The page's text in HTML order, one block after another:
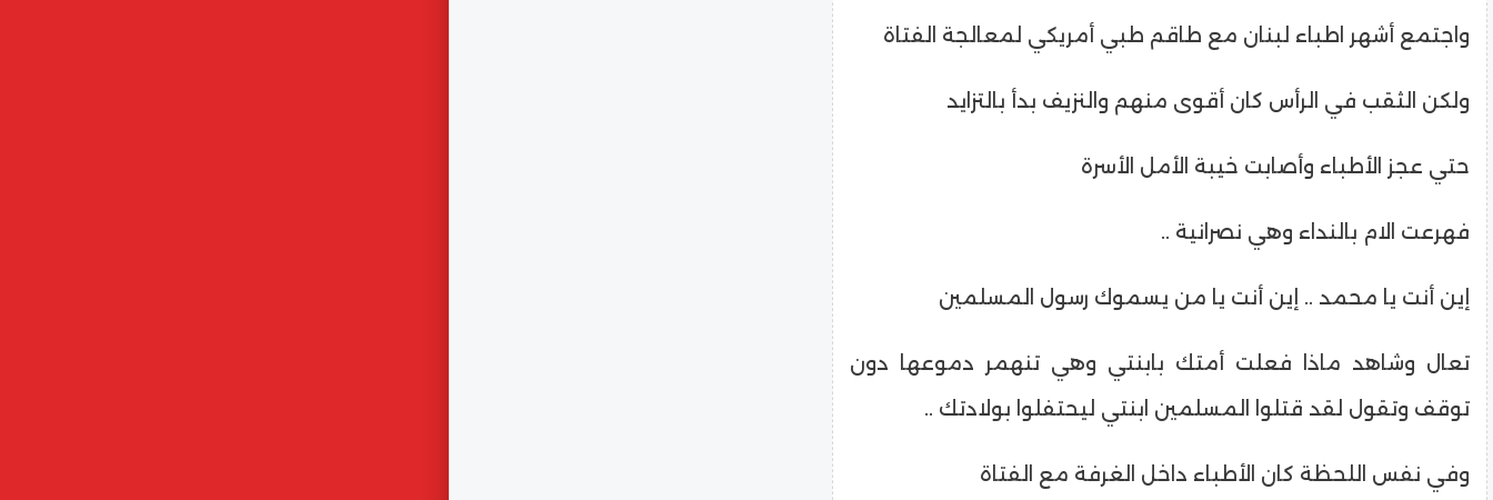
واجتمع أشهر اطباء لبنان مع طاقم طبي أمريكي لمعالجة الفتاة
ولكن الثقب في الرأس كان أقوى منهم والنزيف بدأ بالتزايد
حتي عجز الأطباء وأصابت خيبة الأمل الأسرة
فهرعت الام بالنداء وهي نصرانية ..
إين أنت يا محمد .. إين أنت يا من يسموك رسول المسلمين
تعال وشاهد ماذا فعلت أمتك بابنتي وهي تنهمر دموعها دون
توقف وتقول لقد قتلوا المسلمين ابنتي ليحتفلوا بولادتك ..
وفي نفس اللحظة كان الأطباء داخل الغرفة مع الفتاة